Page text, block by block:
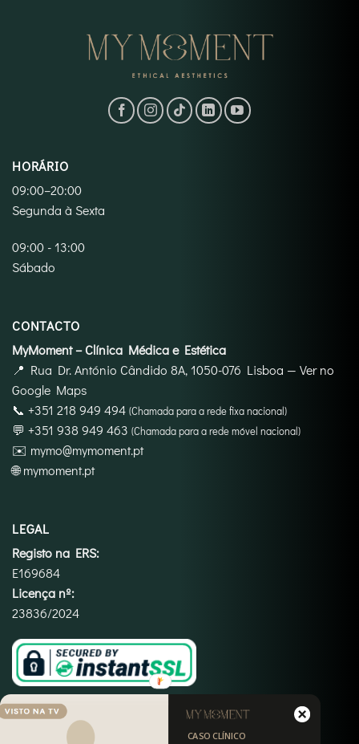
HORÁRIO
09:00–20:00
Segunda à Sexta
09:00 - 13:00
Sábado
CONTACTO
MyMoment – Clínica Médica e Estética
📍 Rua Dr. António Cândido 8A, 1050-076 Lisboa — Ver no
Google Maps
📞 +351 218 949 494 (Chamada para a rede fixa nacional)
💬 +351 938 949 463 (Chamada para a rede móvel nacional)
✉️ mymo@mymoment.pt
🌐mymoment.pt
LEGAL
Registo na ERS:
E169684
Licença nº:
23836/2024
CASO CLÍNICO